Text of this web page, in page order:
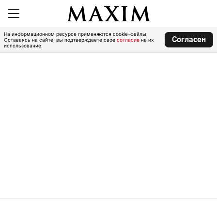
На информационном ресурсе применяются cookie-файлы.
Оставаясь на сайте, вы подтверждаете свое согласие на их
использование.
Согласен